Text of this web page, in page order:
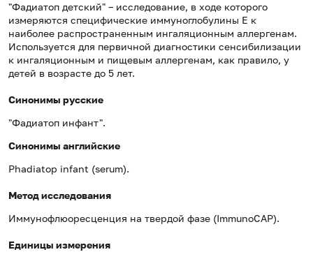
"Фадиатоп детский" – исследование, в ходе которого
измеряются специфические иммуноглобулины E к
наиболее распространенным ингаляционным аллергенам.
Используется для первичной диагностики сенсибилизации
к ингаляционным и пищевым аллергенам, как правило, у
детей в возрасте до 5 лет.
Синонимы русские
"Фадиатоп инфант".
Синонимы английские
Phadiatop infant (serum).
Метод исследования
Иммунофлюоресценция на твердой фазе (ImmunoCAP).
Единицы измерения